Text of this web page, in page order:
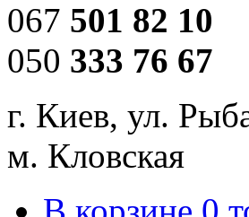
067 501 82 10
050 333 76 67
г. Киев, ул.
м. Кловская